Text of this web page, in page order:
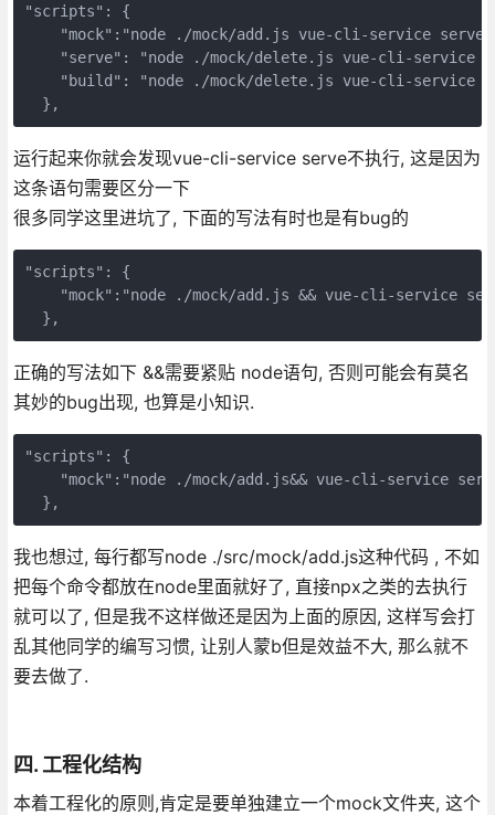
"scripts": {
"mock":"node ./mock/add.js vue-cli-service
"serve": "node ./mock/delete.js vue-cli-service
"build": "node ./mock/delete.js vue-cli-service
  },
运行起来你就会发现vue-cli-service serve不执行, 这是因为
这条语句需要区分一下
很多同学这里进坑了, 下面的写法有时也是有bug的
"scripts": {
"mock":"node ./mock/add.js && vue-cli-service
  },
正确的写法如下 &&需要紧贴 node语句, 否则可能会有莫名
其妙的bug出现, 也算是小知识.
"scripts": {
"mock":"node ./mock/add.js&& vue-cli-service
  },
我也想过, 每行都写node ./src/mock/add.js这种代码 , 不如
把每个命令都放在node里面就好了, 直接npx之类的去执行
就可以了, 但是我不这样做还是因为上面的原因, 这样写会打
乱其他同学的编写习惯, 让别人蒙b但是效益不大, 那么就不
要去做了.
四. 工程化结构
本着工程化的原则,肯定是要单独建立一个mock文件夹, 这个